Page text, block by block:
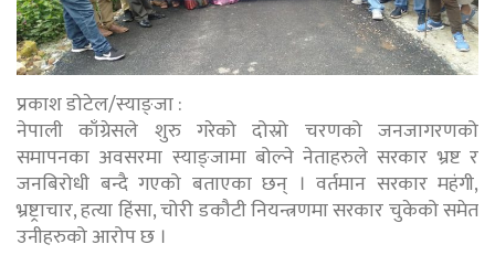
प्रकाश डोटेल/स्याङ्जा :
नेपाली काँग्रेसले शुरु गरेको दोस्रो चरणको जनजागरणको
समापनका अवसरमा स्याङ्जामा बोल्ने नेताहरुले सरकार भ्रष्ट र
जनबिरोधी बन्दै गएको बताएका छन् । वर्तमान सरकार महंगी,
भ्रष्ट्राचार, हत्या हिंसा, चोरी डकौटी नियन्त्रणमा सरकार चुकेको समेत
उनीहरुको आरोप छ ।